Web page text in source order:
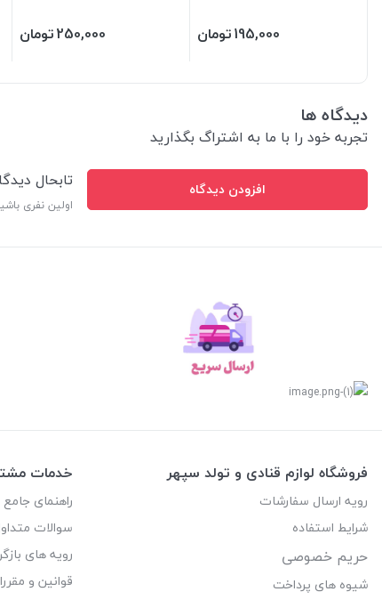
195,000تومان 250,000تومان
دیدگاه ها
تجربه خود را با ما به اشتراگ بگذارید
افزودن دیدگاه تابحال
اولین نفری
فروشگاه لوازم قنادی و تولد سپهر
رویه ارسال سفارشات
شرایط استفاده
حریم خصوصی
شیوه های پرداخت
خدمات
راهنمای
سوالات
رویه های
قوانین و